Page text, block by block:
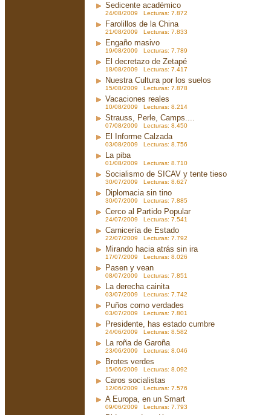
Sedicente académico
24/08/2009 Lecturas: 7.872
Farolillos de la China
21/08/2009 Lecturas: 7.833
Engaño masivo
19/08/2009 Lecturas: 7.789
El decretazo de Zetapé
18/08/2009 Lecturas: 7.417
Nuestra Cultura por los suelos
15/08/2009 Lecturas: 7.878
Vacaciones reales
10/08/2009 Lecturas: 8.214
Strauss, Perle, Camps....
07/08/2009 Lecturas: 8.450
El Informe Calzada
03/08/2009 Lecturas: 8.756
La piba
01/08/2009 Lecturas: 8.710
Socialismo de SICAV y tente tieso
30/07/2009 Lecturas: 8.627
Diplomacia sin tino
30/07/2009 Lecturas: 7.885
Cerco al Partido Popular
24/07/2009 Lecturas: 7.541
Carnicería de Estado
22/07/2009 Lecturas: 7.792
Mirando hacia atrás sin ira
17/07/2009 Lecturas: 8.026
Pasen y vean
08/07/2009 Lecturas: 7.851
La derecha cainita
03/07/2009 Lecturas: 7.742
Puños como verdades
03/07/2009 Lecturas: 7.801
Presidente, has estado cumbre
24/06/2009 Lecturas: 8.582
La roña de Garoña
23/06/2009 Lecturas: 8.046
Brotes verdes
15/06/2009 Lecturas: 8.092
Caros socialistas
12/06/2009 Lecturas: 7.576
A Europa, en un Smart
09/06/2009 Lecturas: 7.793